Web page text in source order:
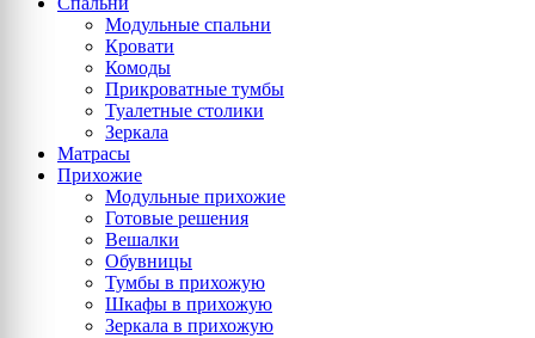
Модульные спальни
Кровати
Комоды
Прикроватные тумбы
Туалетные столики
Зеркала
Матрасы
Прихожие
Модульные прихожие
Готовые решения
Вешалки
Обувницы
Тумбы в прихожую
Шкафы в прихожую
Зеркала в прихожую